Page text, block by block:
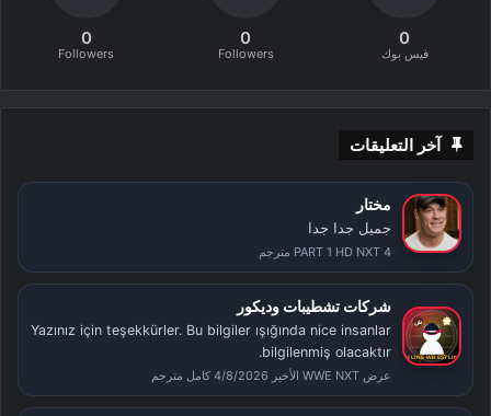
0
فيس بوك
0
Followers
0
Followers
آخر التعليقات
مختار
جميل جدا جدا
PART 1 HD NXT 4 مترجم
شركات تشطيبات وديكور
Yazınız için teşekkürler. Bu bilgiler ışığında nice insanlar
bilgilenmiş olacaktır.
عرض WWE NXT الأخير 4/8/2026 كامل مترجم